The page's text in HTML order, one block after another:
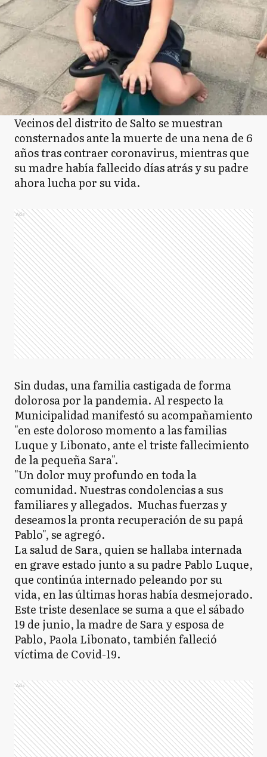
Vecinos del distrito de Salto se muestran
consternados ante la muerte de una nena de 6
años tras contraer coronavirus, mientras que
su madre había fallecido días atrás y su padre
ahora lucha por su vida.
Ads
Sin dudas, una familia castigada de forma
dolorosa por la pandemia. Al respecto la
Municipalidad manifestó su acompañamiento
"en este doloroso momento a las familias
Luque y Libonato, ante el triste fallecimiento
de la pequeña Sara".
"Un dolor muy profundo en toda la
comunidad. Nuestras condolencias a sus
familiares y allegados. Muchas fuerzas y
deseamos la pronta recuperación de su papá
Pablo", se agregó.
La salud de Sara, quien se hallaba internada
en grave estado junto a su padre Pablo Luque,
que continúa internado peleando por su
vida, en las últimas horas había desmejorado.
Este triste desenlace se suma a que el sábado
19 de junio, la madre de Sara y esposa de
Pablo, Paola Libonato, también falleció
víctima de Covid-19.
Ads